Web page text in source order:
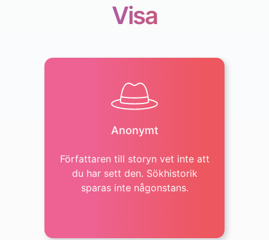
Visa
Anonymt
Författaren till storyn vet inte att
du har sett den. Sökhistorik
sparas inte någonstans.